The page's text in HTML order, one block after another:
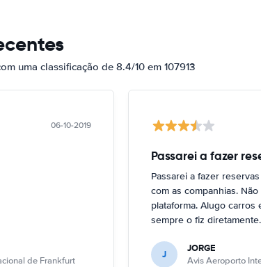
uma classificação de 8.4/10 em 107913
06-10-2019
de Frankfurt
Passarei a fazer
Passarei a fazer
com as companhias.
plataforma. Alugo carros
sempre o fiz
J JORGE
Avis Aeroporto